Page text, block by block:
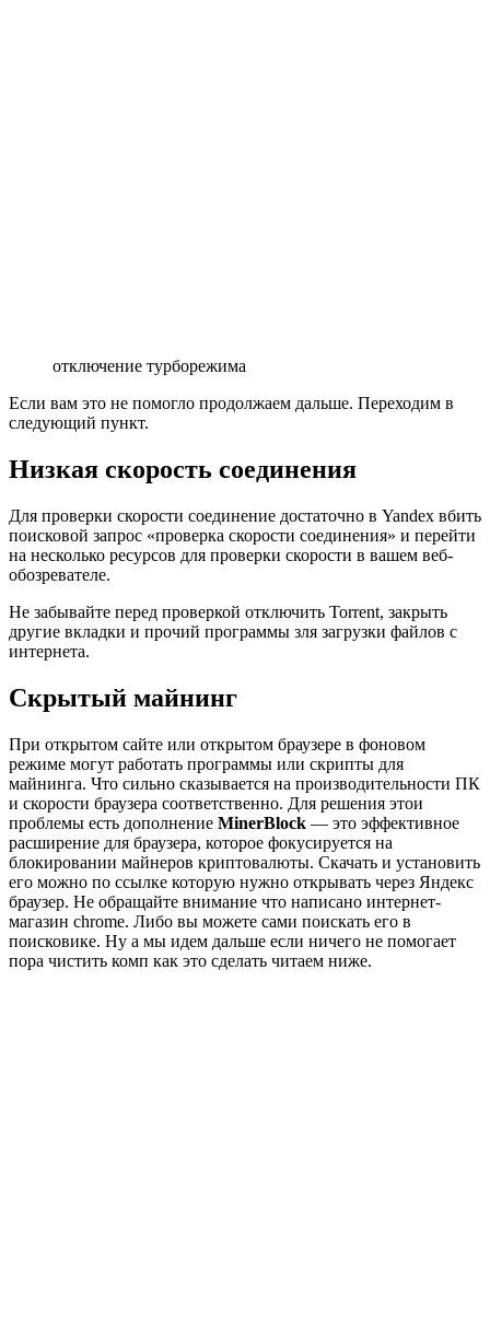
отключение турборежима
Если вам это не помогло продолжаем дальше. Переходим в
следующий пункт.
Низкая скорость соединения
Для проверки скорости соединение достаточно в Yandex вбить
поисковой запрос «проверка скорости соединения» и перейти
на несколько ресурсов для проверки скорости в вашем веб-
обозревателе.
Не забывайте перед проверкой отключить Torrent, закрыть
другие вкладки и прочий программы зля загрузки файлов с
интернета.
Скрытый майнинг
При открытом сайте или открытом браузере в фоновом
режиме могут работать программы или скрипты для
майнинга. Что сильно сказывается на производительности ПК
и скорости браузера соответственно. Для решения этои
проблемы есть дополнение MinerBlock — это эффективное
расширение для браузера, которое фокусируется на
блокировании майнеров криптовалюты. Скачать и установить
его можно по ссылке которую нужно открывать через Яндекс
браузер. Не обращайте внимание что написано интернет-
магазин chrome. Либо вы можете сами поискать его в
поисковике. Ну а мы идем дальше если ничего не помогает
пора чистить комп как это сделать читаем ниже.